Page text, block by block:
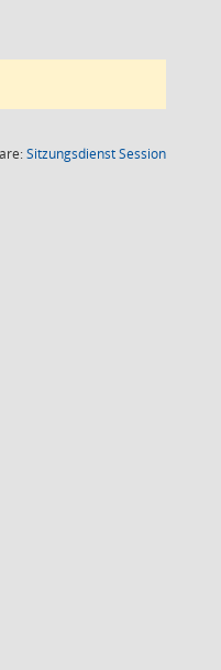
SitzungsdienstSession(Wird in